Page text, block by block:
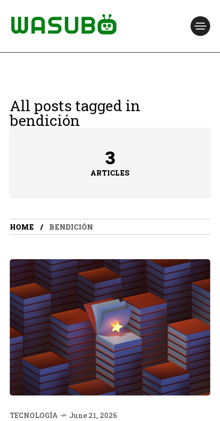
All posts tagged in
bendición
3
ARTICLES
HOME BENDICIÓN
TECNOLOGÍA June 21, 2026